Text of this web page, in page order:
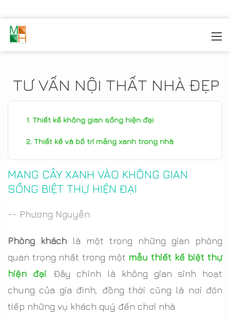
TƯ VẤN NỘI THẤT NHÀ ĐẸP
Thiết kế không gian sống hiện đại
Thiết kế và bố trí mảng xanh trong nhà
MANG CÂY XANH VÀO KHÔNG GIAN
SỐNG BIỆT THỰ HIỆN ĐẠI
-- Phương Nguyễn
Phòng khách là một trong những gian phòng
quan trọng nhất trong một mẫu thiết kế biệt thự
hiện đại. Đây chính là không gian sinh hoạt
chung của gia đình, đồng thời cũng là nơi đón
tiếp những vụ khách quý đến chơi nhà.